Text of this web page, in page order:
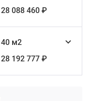
28 088 460 ₽
40 м2
28 192 777 ₽